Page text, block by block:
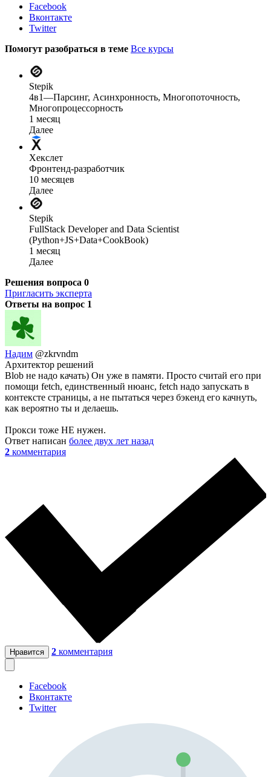
Facebook
Вконтакте
Twitter
Помогут разобраться в теме Все курсы
Stepik
4в1—Парсинг, Асинхронность, Многопоточность,
Многопроцессорность
1 месяц
Далее
Хекслет
Фронтенд-разработчик
10 месяцев
Далее
Stepik
FullStack Developer and Data Scientist
(Python+JS+Data+CookBook)
1 месяц
Далее
Решения вопроса 0
Пригласить эксперта
Ответы на вопрос 1
Надим @zkrvndm
Архитектор решений
Blob не надо качать) Он уже в памяти. Просто считай его при
помощи fetch, единственный нюанс, fetch надо запускать в
контексте страницы, а не пытаться через бэкенд его качнуть,
как вероятно ты и делаешь.
Прокси тоже НЕ нужен.
Ответ написан более двух лет назад
2 комментария
Нравится 2 комментария
Facebook
Вконтакте
Twitter